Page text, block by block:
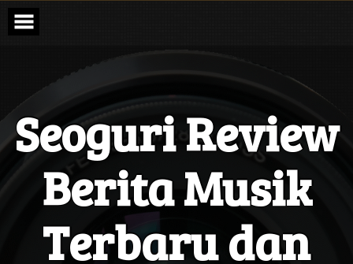
Skip
content
Seoguri Review
Berita Musik
Terbaru dan